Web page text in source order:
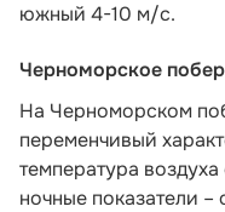
южный 4-10 м/с.
Черноморское
На Черноморском
переменчивый
температура
ночные показатели –